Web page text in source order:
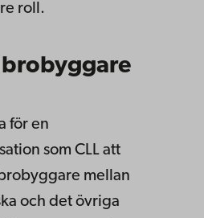
roll.
brobyggare
för en
som CLL att
mellan
och det övriga